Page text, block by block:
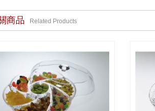
商品 Related Products